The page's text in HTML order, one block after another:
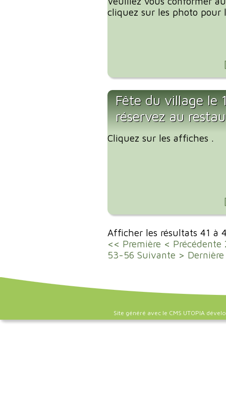
cliquez sur les photo pour
Fête du village le
réservez au
Cliquez sur les affiches .
Afficher les résultats 41 à
<< Première < Précédente
53-56 Suivante >
Site généré avec le CMS UTOPIA